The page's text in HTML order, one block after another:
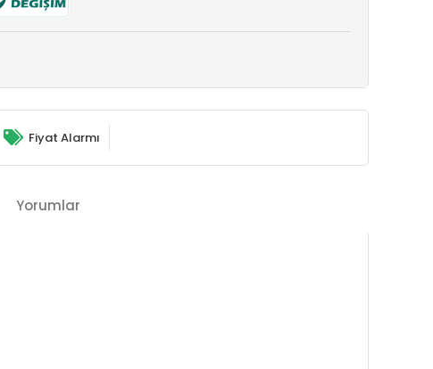
Fiyat Alarmı
Yorumlar